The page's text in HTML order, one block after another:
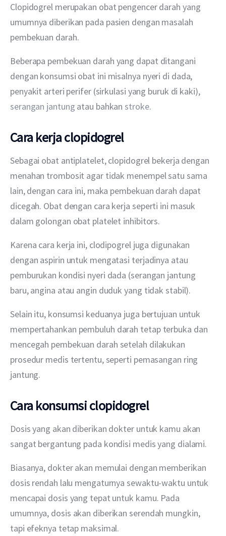
Clopidogrel merupakan obat pengencer darah yang
umumnya diberikan pada pasien dengan masalah
pembekuan darah.
Beberapa pembekuan darah yang dapat ditangani
dengan konsumsi obat ini misalnya nyeri di dada,
penyakit arteri perifer (sirkulasi yang buruk di kaki),
serangan jantung atau bahkan stroke.
Cara kerja clopidogrel
Sebagai obat antiplatelet, clopidogrel bekerja dengan
menahan trombosit agar tidak menempel satu sama
lain, dengan cara ini, maka pembekuan darah dapat
dicegah. Obat dengan cara kerja seperti ini masuk
dalam golongan obat platelet inhibitors.
Karena cara kerja ini, clodipogrel juga digunakan
dengan aspirin untuk mengatasi terjadinya atau
pemburukan kondisi nyeri dada (serangan jantung
baru, angina atau angin duduk yang tidak stabil).
Selain itu, konsumsi keduanya juga bertujuan untuk
mempertahankan pembuluh darah tetap terbuka dan
mencegah pembekuan darah setelah dilakukan
prosedur medis tertentu, seperti pemasangan ring
jantung.
Cara konsumsi clopidogrel
Dosis yang akan diberikan dokter untuk kamu akan
sangat bergantung pada kondisi medis yang dialami.
Biasanya, dokter akan memulai dengan memberikan
dosis rendah lalu mengaturnya sewaktu-waktu untuk
mencapai dosis yang tepat untuk kamu. Pada
umumnya, dosis akan diberikan serendah mungkin,
tapi efeknya tetap maksimal.